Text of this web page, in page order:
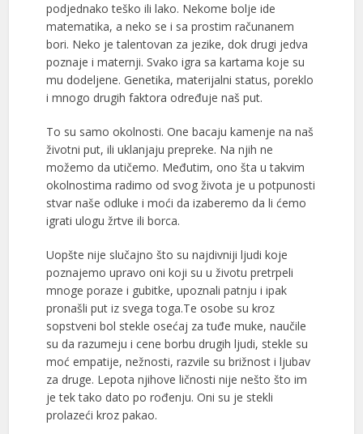
podjednako teško ili lako. Nekome bolje ide
matematika, a neko se i sa prostim računanem
bori. Neko je talentovan za jezike, dok drugi jedva
poznaje i maternji. Svako igra sa kartama koje su
mu dodeljene. Genetika, materijalni status, poreklo
i mnogo drugih faktora određuje naš put.
To su samo okolnosti. One bacaju kamenje na naš
životni put, ili uklanjaju prepreke. Na njih ne
možemo da utičemo. Međutim, ono šta u takvim
okolnostima radimo od svog života je u potpunosti
stvar naše odluke i moći da izaberemo da li ćemo
igrati ulogu žrtve ili borca.
Uopšte nije slučajno što su najdivniji ljudi koje
poznajemo upravo oni koji su u životu pretrpeli
mnoge poraze i gubitke, upoznali patnju i ipak
pronašli put iz svega toga.Te osobe su kroz
sopstveni bol stekle osećaj za tuđe muke, naučile
su da razumeju i cene borbu drugih ljudi, stekle su
moć empatije, nežnosti, razvile su brižnost i ljubav
za druge. Lepota njihove ličnosti nije nešto što im
je tek tako dato po rođenju. Oni su je stekli
prolazeći kroz pakao.